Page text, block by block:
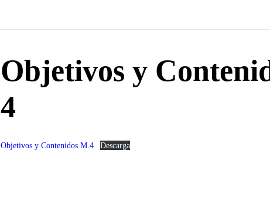
Objetivos y
4
Objetivos y Contenidos M.4 Descarga